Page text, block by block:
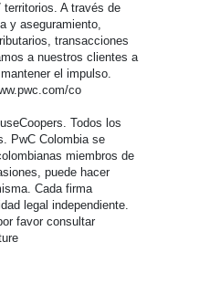
A través de
y aseguramiento,
transacciones
a nuestros clientes a
el impulso.
co
Todos los
PwC Colombia se
miembros de
puede hacer
Cada firma
legal independiente.
favor consultar